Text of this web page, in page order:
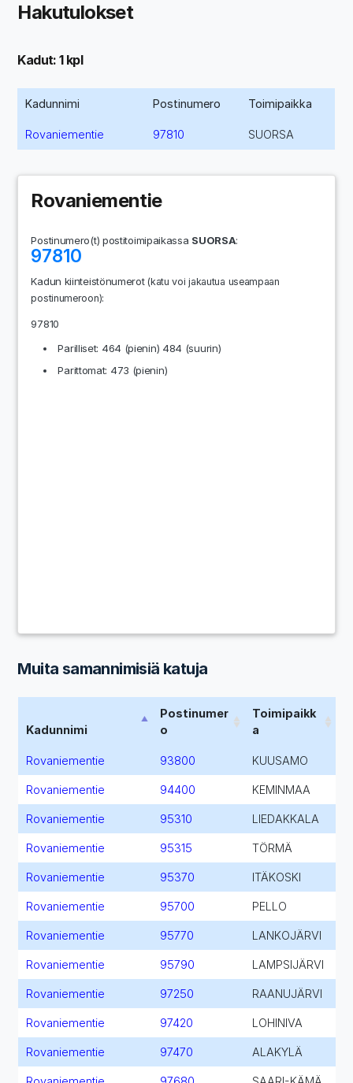
Hakutulokset
Kadut: 1 kpl
Kadunnimi Postinumero Toimipaikka
Rovaniementie 97810 SUORSA
Rovaniementie
Postinumero(t) postitoimipaikassa SUORSA:
97810
Kadun kiinteistönumerot(katu voi jakautua useampaan
postinumeroon):
97810
Parilliset: 464 (pienin) 484 (suurin)
Parittomat: 473 (pienin)
Muita samannimisiä katuja
Kadunnimi
Postinumer
o
Toimipaikk
a
Rovaniementie 93800 KUUSAMO
Rovaniementie 94400 KEMINMAA
Rovaniementie 95310 LIEDAKKALA
Rovaniementie 95315 TÖRMÄ
Rovaniementie 95370 ITÄKOSKI
Rovaniementie 95700 PELLO
Rovaniementie 95770 LANKOJÄRVI
Rovaniementie 95790 LAMPSIJÄRVI
Rovaniementie 97250 RAANUJÄRVI
Rovaniementie 97420 LOHINIVA
Rovaniementie 97470 ALAKYLÄ